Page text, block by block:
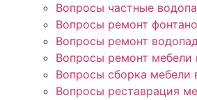
Вопросы частные
Вопросы ремонт
Вопросы ремонт
Вопросы ремонт мебели
Вопросы сборка мебели
Вопросы реставрация